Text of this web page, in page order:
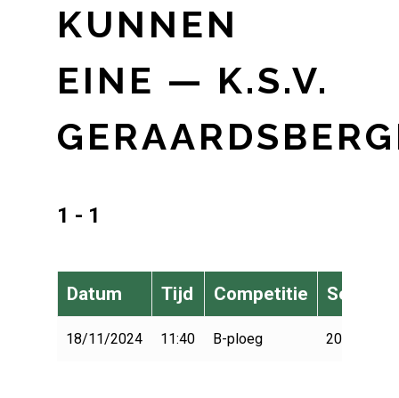
KUNNEN
EINE — K.S.V.
1 - 1
Datum Tijd Competitie Seizoen
18/11/2024 11:40 B-ploeg 2024-2025